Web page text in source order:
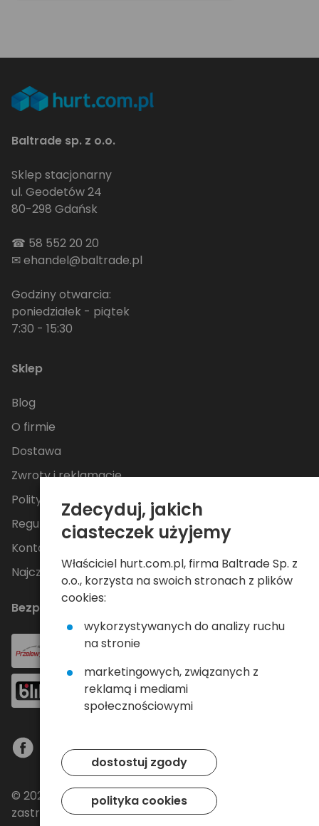
Baltrade sp. z o.o.
Sklep stacjonarny
ul. Geodetów 24
80-298 Gdańsk
☎ 58 552 20 20
✉ehandel@baltrade.pl
Godziny otwarcia:
poniedziałek - piątek
7:30 - 15:30
Sklep
Blog
O firmie
Dostawa
Zwroty i reklamacje
Polityka Prywatności
Regulamin
Kontakt
Najczęściej zadawane pytania
Bezpieczne płatności
© 2024 Baltrade sp. z o.o. - Wszelkie prawa
zastrzeżone.
Zdecyduj, jakich
ciasteczek użyjemy
Właściciel hurt.com.pl, firma Baltrade Sp. z
o.o., korzysta na swoich stronach z plików
cookies:
wykorzystywanych do analizy ruchu
na stronie
marketingowych, związanych z
reklamą i mediami
społecznościowymi
dostostuj zgody
polityka cookies